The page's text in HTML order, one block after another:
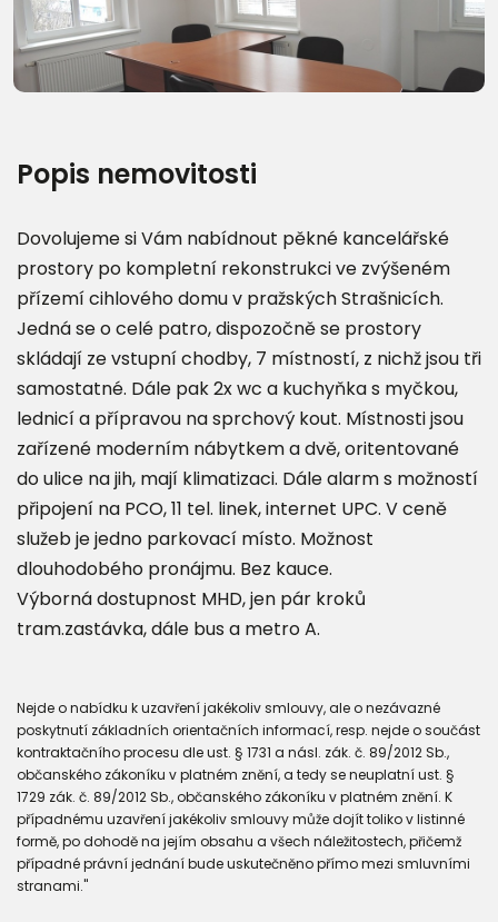
Další fotografie (31)
Popis nemovitosti
Dovolujeme si Vám nabídnout pěkné kancelářské
prostory po kompletní rekonstrukci ve zvýšeném
přízemí cihlového domu v pražských Strašnicích.
Jedná se o celé patro, dispozočně se prostory
skládají ze vstupní chodby, 7 místností, z nichž jsou tři
samostatné. Dále pak 2x wc a kuchyňka s myčkou,
lednicí a přípravou na sprchový kout. Místnosti jsou
zařízené moderním nábytkem a dvě, oritentované
do ulice na jih, mají klimatizaci. Dále alarm s možností
připojení na PCO, 11 tel. linek, internet UPC. V ceně
služeb je jedno parkovací místo. Možnost
dlouhodobého pronájmu. Bez kauce.
Výborná dostupnost MHD, jen pár kroků
tram.zastávka, dále bus a metro A.
Nejde o nabídku k uzavření jakékoliv smlouvy, ale o nezávazné
poskytnutí základních orientačních informací, resp. nejde o součást
kontraktačního procesu dle ust. § 1731 a násl. zák. č. 89/2012 Sb.,
občanského zákoníku v platném znění, a tedy se neuplatní ust. §
1729 zák. č. 89/2012 Sb., občanského zákoníku v platném znění. K
případnému uzavření jakékoliv smlouvy může dojít toliko v listinné
formě, po dohodě na jejím obsahu a všech náležitostech, přičemž
případné právní jednání bude uskutečněno přímo mezi smluvními
stranami."